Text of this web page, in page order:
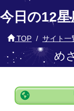
今日の12
TOP サイト一
め